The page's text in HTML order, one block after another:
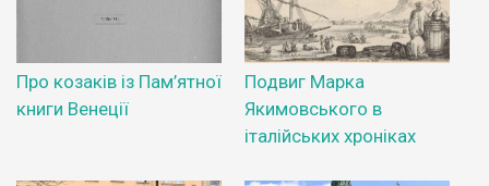
Про козаків із Пам’ятної
книги Венеції
Подвиг Марка
Якимовського в
італійських хроніках